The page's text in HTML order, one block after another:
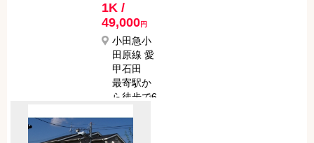
1K /
49,000円
小田急小
田原線 愛
甲石田
最寄駅か
ら徒歩で6